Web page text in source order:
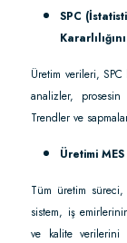
SPC
Üretim verileri,
analizler, prosesin
Trendler ve
Üretimi
Tüm üretim
sistem, iş
ve kalite verilerini